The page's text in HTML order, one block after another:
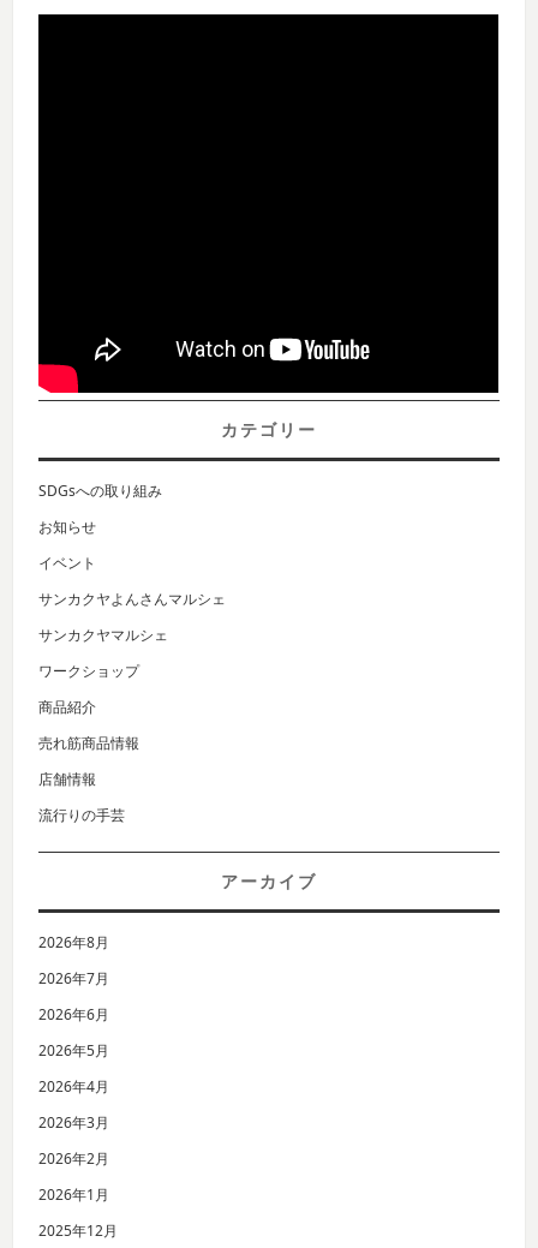
カテゴリー
SDGsへの取り組み
お知らせ
イベント
サンカクヤよんさんマルシェ
サンカクヤマルシェ
ワークショップ
商品紹介
売れ筋商品情報
店舗情報
流行りの手芸
アーカイブ
2026年8月
2026年7月
2026年6月
2026年5月
2026年4月
2026年3月
2026年2月
2026年1月
2025年12月